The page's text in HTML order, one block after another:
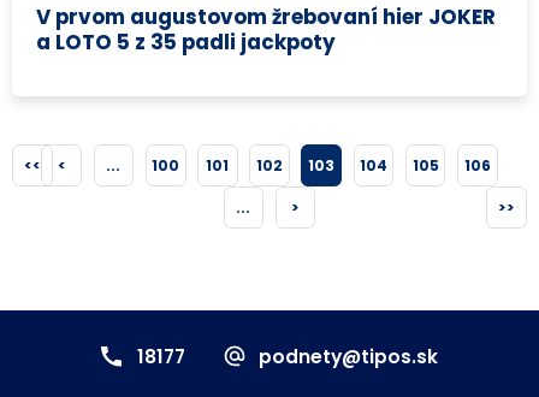
V prvom augustovom žrebovaní hier JOKER
a LOTO 5 z 35 padli jackpoty
<< < ... 100 101 102 103 104 105 106
... > >>
18177 podnety@tipos.sk